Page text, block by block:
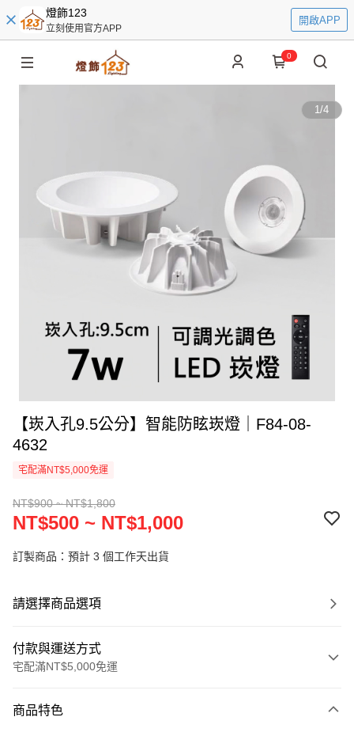
燈飾123
立刻使用官方APP
開啟APP
0
1/4
【崁入孔9.5公分】智能防眩崁燈｜F84-08-
4632
宅配滿NT$5,000免運
NT$900 ~ NT$1,800
NT$500 ~ NT$1,000
訂製商品：預計 3 個工作天出貨
請選擇商品選項
付款與運送方式
宅配滿NT$5,000免運
信用卡一次付款
商品特色